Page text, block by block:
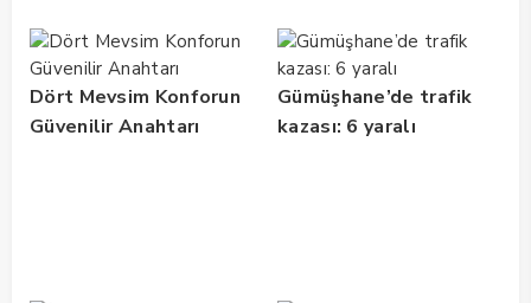
Coşkusu
Dört Mevsim Konforun
Güvenilir Anahtarı
Gümüşhane’de trafik
kazası: 6 yaralı